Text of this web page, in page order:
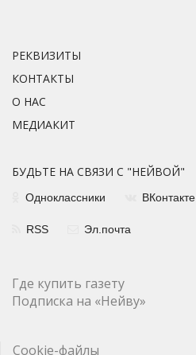
РЕКВИЗИТЫ
КОНТАКТЫ
О НАС
МЕДИАКИТ
БУДЬТЕ НА СВЯЗИ С "НЕЙВОЙ"
Одноклассники ВКонтакте
RSS Эл.почта
Где купить газету
Подписка на «Нейву»
Cookie-файлы